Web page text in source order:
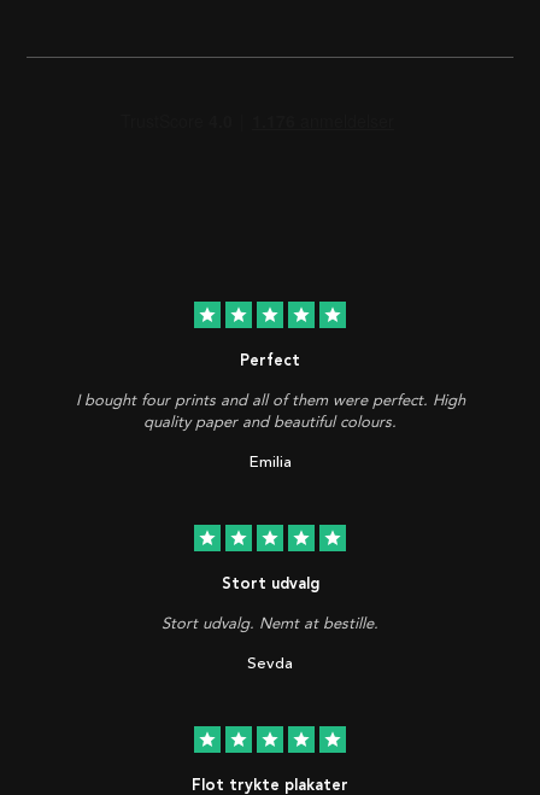
star star star star star
Perfect
I bought four prints and all of them were perfect. High
quality paper and beautiful colours.
Emilia
star star star star star
Stort udvalg
Stort udvalg. Nemt at bestille.
Sevda
star star star star star
Flot trykte plakater